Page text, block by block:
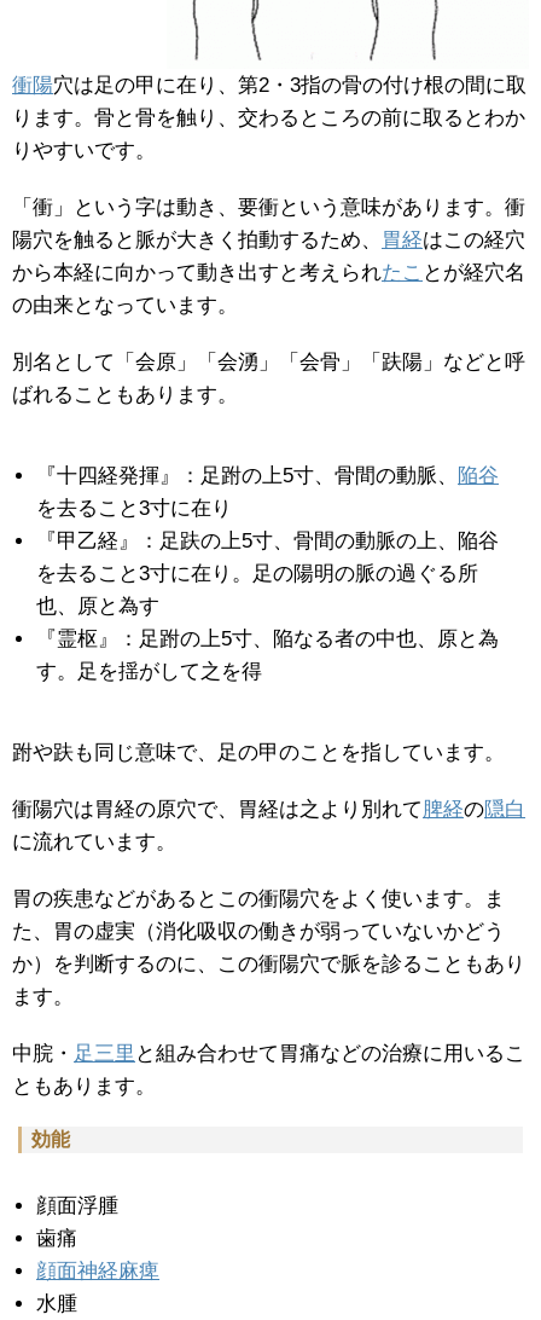
衝陽穴は足の甲に在り、第2・3指の骨の付け根の間に取
ります。骨と骨を触り、交わるところの前に取るとわか
りやすいです。
「衝」という字は動き、要衝という意味があります。衝
陽穴を触ると脈が大きく拍動するため、
胃経はこの経穴
から本経に向かって動き出すと考えられたこ とが経穴名
の由来となっています。
別名として「会原」「会湧」「会骨」「趺陽」などと呼
ばれることもあります。
『十四経発揮』：足跗の上5寸、骨間の動脈、
陥谷
を去ること3寸に在り
『甲乙経』：足趺の上5寸、骨間の動脈の上、陥谷
を去ること3寸に在り。足の陽明の脈の過ぐる所
也、原と為す
『霊枢』：足跗の上5寸、陥なる者の中也、原と為
す。足を揺がして之を得
跗や趺も同じ意味で、足の甲のことを指しています。
衝陽穴は胃経の原穴で、胃経は之より別れて脾経の隠白
に流れています。
胃の疾患などがあるとこの衝陽穴をよく使います。ま
た、胃の虚実（消化吸収の働きが弱っていないかどう
か）を判断するのに、この衝陽穴で脈を診ることもあり
ます。
中脘・ 足三里 と組み合わせて胃痛などの治療に用いるこ
ともあります。
効能
顔面浮腫
歯痛
顔面神経麻痺
水腫